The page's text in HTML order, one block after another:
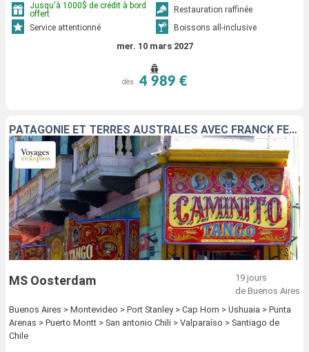
Jusqu'à 1000$ de crédit à bord
offert
Restauration raffinée
Service attentionné
Boissons all-inclusive
mer. 10 mars 2027
dès 4 989 €
PATAGONIE ET TERRES AUSTRALES AVEC FRANCK FERRAND : ARGENTINE & CHILI
MS Oosterdam
19 jours
de Buenos Aires
Buenos Aires > Montevideo > Port Stanley > Cap Horn > Ushuaia > Punta
Arenas > Puerto Montt > San antonio Chili > Valparaíso > Santiago de
Chile